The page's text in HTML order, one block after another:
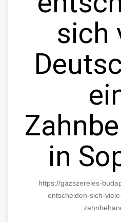
sich
in
https://gazszereles-
entscheiden-sich-